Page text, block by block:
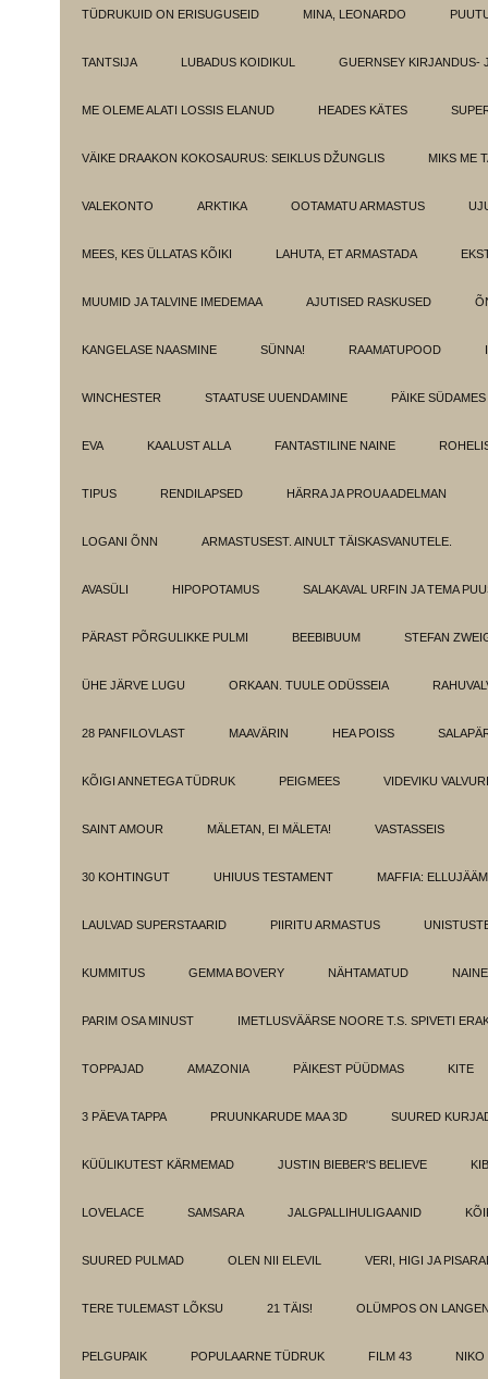
TÜDRUKUID ON ERISUGUSEID MINA, LEONARDO
TANTSIJA LUBADUS KOIDIKUL GUERNSEY KIRJANDUS-
ME OLEME ALATI LOSSIS ELANUD HEADES KÄTES
VÄIKE DRAAKON KOKOSAURUS: SEIKLUS DŽUNGLIS MIKS ME
VALEKONTO ARKTIKA OOTAMATU ARMASTUS
MEES, KES ÜLLATAS KÕIKI LAHUTA, ET ARMASTADA
MUUMID JA TALVINE IMEDEMAA AJUTISED RASKUSED
KANGELASE NAASMINE SÜNNA! RAAMATUPOOD
WINCHESTER STAATUSE UUENDAMINE PÄIKE SÜDAMES
EVA KAALUST ALLA FANTASTILINE NAINE
TIPUS RENDILAPSED HÄRRA JA PROUA ADELMAN
LOGANI ÕNN ARMASTUSEST. AINULT TÄISKASVANUTELE.
AVASÜLI HIPOPOTAMUS SALAKAVAL URFIN JA TEMA
PÄRAST PÕRGULIKKE PULMI BEEBIBUUM STEFAN
ÜHE JÄRVE LUGU ORKAAN. TUULE ODÜSSEIA
28 PANFILOVLAST MAAVÄRIN HEA POISS
KÕIGI ANNETEGA TÜDRUK PEIGMEES VIDEVIKU
SAINT AMOUR MÄLETAN, EI MÄLETA! VASTASSEIS
30 KOHTINGUT UHIUUS TESTAMENT MAFFIA:
LAULVAD SUPERSTAARID PIIRITU ARMASTUS
KUMMITUS GEMMA BOVERY NÄHTAMATUD
PARIM OSA MINUST IMETLUSVÄÄRSE NOORE T.S. SPIVETI
TOPPAJAD AMAZONIA PÄIKEST PÜÜDMAS KITE
3 PÄEVA TAPPA PRUUNKARUDE MAA 3D SUURED
KÜÜLIKUTEST KÄRMEMAD JUSTIN BIEBER'S BELIEVE
LOVELACE SAMSARA JALGPALLIHULIGAANID
SUURED PULMAD OLEN NII ELEVIL VERI, HIGI JA
TERE TULEMAST LÕKSU 21 TÄIS! OLÜMPOS ON
PELGUPAIK POPULAARNE TÜDRUK FILM 43 NIKO